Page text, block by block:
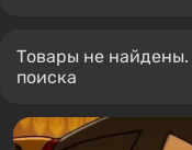
Товары не найдены.
поиска